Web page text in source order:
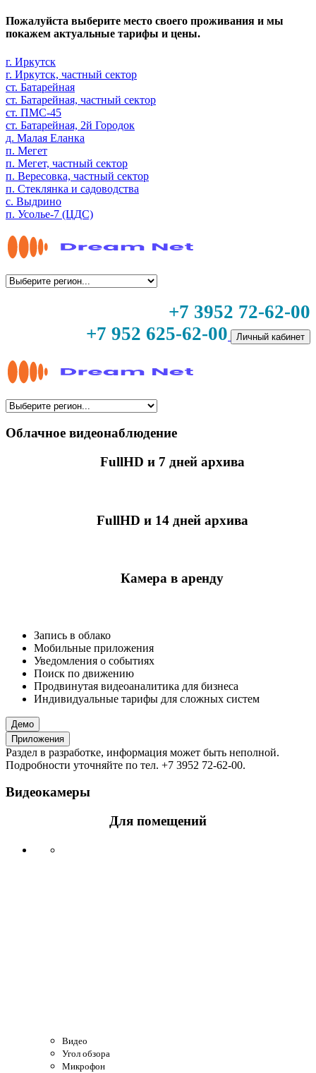
Пожалуйста выберите место своего проживания и мы
покажем актуальные тарифы и цены.
г. Иркутск
г. Иркутск, частный сектор
ст. Батарейная
ст. Батарейная, частный сектор
ст. ПМС-45
ст. Батарейная, 2й Городок
д. Малая Еланка
п. Мегет
п. Мегет, частный сектор
п. Вересовка, частный сектор
п. Стеклянка и садоводства
с. Выдрино
п. Усолье-7 (ЦДС)
+7 3952 72-62-00
+7 952 625-62-00
Личный кабинет
Облачное видеонаблюдение
FullHD и 7 дней архива
FullHD и 14 дней архива
Камера в аренду
Запись в облако
Мобильные приложения
Уведомления о событиях
Поиск по движению
Продвинутая видеоаналитика для бизнеса
Индивидуальные тарифы для сложных систем
Демо
Приложения
Раздел в разработке, информация может быть неполной.
Подробности уточняйте по тел. +7 3952 72-62-00.
Видеокамеры
Для помещений
Видео
Угол обзора
Микрофон